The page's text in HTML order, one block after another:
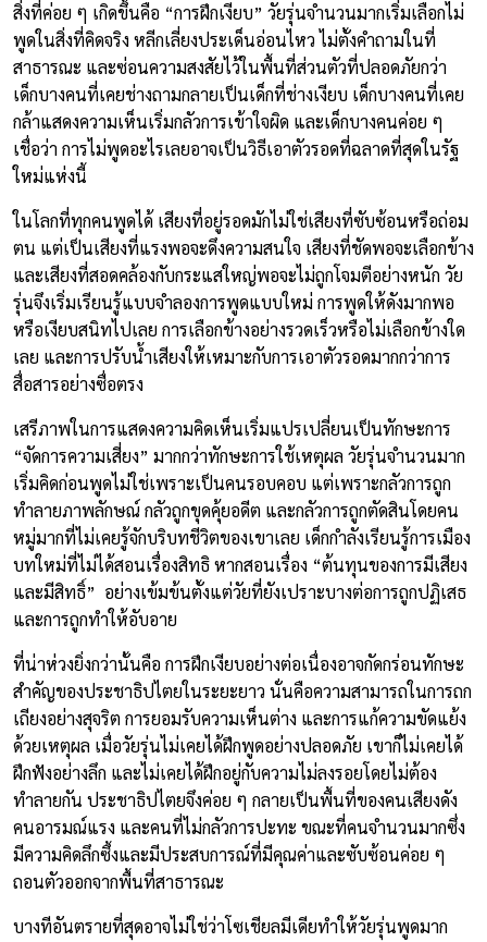
สิ่งที่ค่อย ๆ เกิดขึ้นคือ “การฝึกเงียบ” วัยรุ่นจำนวนมากเริ่มเลือกไม่
พูดในสิ่งที่คิดจริง หลีกเลี่ยงประเด็นอ่อนไหว ไม่ตั้งคำถามในที่
สาธารณะ และซ่อนความสงสัยไว้ในพื้นที่ส่วนตัวที่ปลอดภัยกว่า
เด็กบางคนที่เคยช่างถามกลายเป็นเด็กที่ช่างเงียบ เด็กบางคนที่เคย
กล้าแสดงความเห็นเริ่มกลัวการเข้าใจผิด และเด็กบางคนค่อย ๆ
เชื่อว่า การไม่พูดอะไรเลยอาจเป็นวิธีเอาตัวรอดที่ฉลาดที่สุดในรัฐ
ใหม่แห่งนี้
ในโลกที่ทุกคนพูดได้ เสียงที่อยู่รอดมักไม่ใช่เสียงที่ซับซ้อนหรือถ่อม
ตน แต่เป็นเสียงที่แรงพอจะดึงความสนใจ เสียงที่ชัดพอจะเลือกข้าง
และเสียงที่สอดคล้องกับกระแสใหญ่พอจะไม่ถูกโจมตีอย่างหนัก วัย
รุ่นจึงเริ่มเรียนรู้แบบจำลองการพูดแบบใหม่ การพูดให้ดังมากพอ
หรือเงียบสนิทไปเลย การเลือกข้างอย่างรวดเร็วหรือไม่เลือกข้างใด
เลย และการปรับน้ำเสียงให้เหมาะกับการเอาตัวรอดมากกว่าการ
สื่อสารอย่างซื่อตรง
เสรีภาพในการแสดงความคิดเห็นเริ่มแปรเปลี่ยนเป็นทักษะการ
“จัดการความเสี่ยง” มากกว่าทักษะการใช้เหตุผล วัยรุ่นจำนวนมาก
เริ่มคิดก่อนพูดไม่ใช่เพราะเป็นคนรอบคอบ แต่เพราะกลัวการถูก
ทำลายภาพลักษณ์ กลัวถูกขุดคุ้ยอดีต และกลัวการถูกตัดสินโดยคน
หมู่มากที่ไม่เคยรู้จักบริบทชีวิตของเขาเลย เด็กกำลังเรียนรู้การเมือง
บทใหม่ที่ไม่ได้สอนเรื่องสิทธิ หากสอนเรื่อง “ต้นทุนของการมีเสียง
และมีสิทธิ์” อย่างเข้มข้นตั้งแต่วัยที่ยังเปราะบางต่อการถูกปฏิเสธ
และการถูกทำให้อับอาย
ที่น่าห่วงยิ่งกว่านั้นคือ การฝึกเงียบอย่างต่อเนื่องอาจกัดกร่อนทักษะ
สำคัญของประชาธิปไตยในระยะยาว นั่นคือความสามารถในการถก
เถียงอย่างสุจริต การยอมรับความเห็นต่าง และการแก้ความขัดแย้ง
ด้วยเหตุผล เมื่อวัยรุ่นไม่เคยได้ฝึกพูดอย่างปลอดภัย เขาก็ไม่เคยได้
ฝึกฟังอย่างลึก และไม่เคยได้ฝึกอยู่กับความไม่ลงรอยโดยไม่ต้อง
ทำลายกัน ประชาธิปไตยจึงค่อย ๆ กลายเป็นพื้นที่ของคนเสียงดัง
คนอารมณ์แรง และคนที่ไม่กลัวการปะทะ ขณะที่คนจำนวนมากซึ่ง
มีความคิดลึกซึ้งและมีประสบการณ์ที่มีคุณค่าและซับซ้อนค่อย ๆ
ถอนตัวออกจากพื้นที่สาธารณะ
บางทีอันตรายที่สุดอาจไม่ใช่ว่าโซเชียลมีเดียทำให้วัยรุ่นพูดมาก